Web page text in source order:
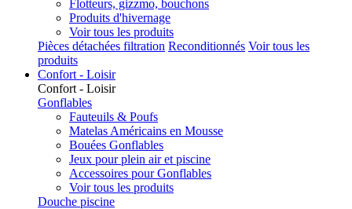
Flotteurs, gizzmo, bouchons
Produits d'hivernage
Voir tous les produits
Pièces détachées filtration Reconditionnés Voir tous les
produits
Confort - Loisir
Confort - Loisir
Gonflables
Fauteuils & Poufs
Matelas Américains en Mousse
Bouées Gonflables
Jeux pour plein air et piscine
Accessoires pour Gonflables
Voir tous les produits
Douche piscine